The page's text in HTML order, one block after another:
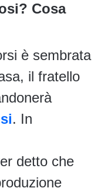
Cosa
è sembrata
il fratello
. In
detto che